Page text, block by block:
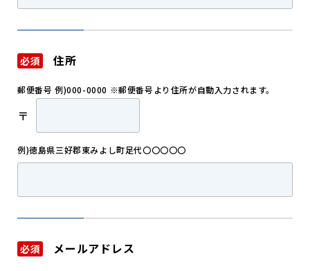
必須 住所
郵便番号 例)000-0000 ※郵便番号より住所が自動入力されます。
〒
例)徳島県三好郡東みよし町足代〇〇〇〇〇
必須 メールアドレス